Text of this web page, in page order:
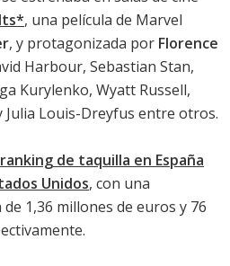
, una película de Marvel
, y protagonizada por Florence
Harbour, Sebastian Stan,
Kurylenko, Wyatt Russell,
Julia Louis-Dreyfus entre otros.
ranking de taquilla en España
Unidos, con una
1,36 millones de euros y 76